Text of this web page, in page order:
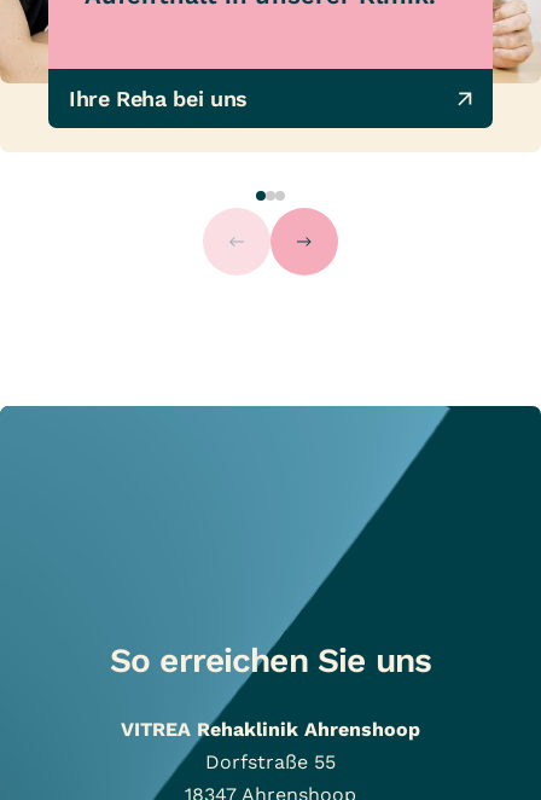
Ihre Reha bei uns
So erreichen Sie uns
VITREA Rehaklinik Ahrenshoop
Dorfstraße 55
18347 Ahrenshoop